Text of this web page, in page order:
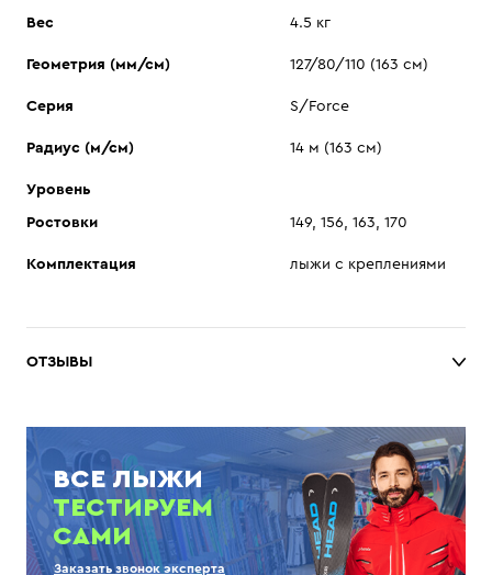
Вес 4.5 кг
Геометрия (мм/см) 127/80/110 (163 см)
Серия S/Force
Радиус (м/см) 14 м (163 см)
Уровень
Ростовки 149, 156, 163, 170
Комплектация лыжи с креплениями
ОТЗЫВЫ
ВСЕ ЛЫЖИ
ТЕСТИРУЕМ
САМИ
Заказать звонок эксперта